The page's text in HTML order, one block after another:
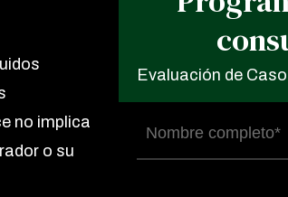
no implica
o su
Evaluación de
Nombre
completo